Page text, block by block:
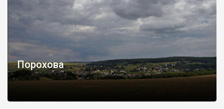
Порохова